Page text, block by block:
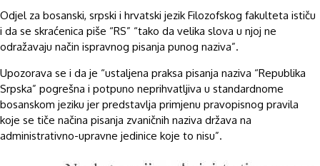
Odjel za bosanski, srpski i hrvatski jezik Filozofskog fakulteta ističu
i da se skraćenica piše “RS” “tako da velika slova u njoj ne
odražavaju način ispravnog pisanja punog naziva”.
Upozorava se i da je “ustaljena praksa pisanja naziva “Republika
Srpska” pogrešna i potpuno neprihvatljiva u standardnome
bosanskom jeziku jer predstavlja primjenu pravopisnog pravila
koje se tiče načina pisanja zvaničnih naziva država na
administrativno-upravne jedinice koje to nisu”.